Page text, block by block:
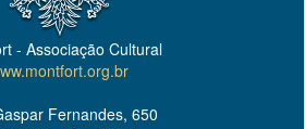
- Associação Cultural
Fernandes, 650